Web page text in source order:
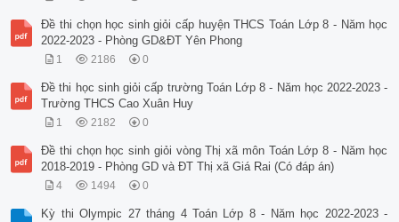
Đề thi chọn học sinh giỏi cấp huyện THCS Toán Lớp 8 - Năm học
2022-2023 - Phòng GD&ĐT Yên Phong
1 2186 0
Đề thi học sinh giỏi cấp trường Toán Lớp 8 - Năm học 2022-2023 -
Trường THCS Cao Xuân Huy
1 2182 0
Đề thi chọn học sinh giỏi vòng Thị xã môn Toán Lớp 8 - Năm học
2018-2019 - Phòng GD và ĐT Thị xã Giá Rai (Có đáp án)
4 1494 0
Kỳ thi Olympic 27 tháng 4 Toán Lớp 8 - Năm học 2022-2023 -